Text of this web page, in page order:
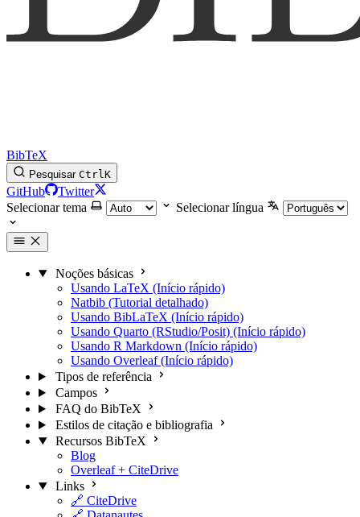
BibTeX
Pesquisar CtrlK
GitHub
Twitter
Selecionar tema
Selecionar língua
Noções básicas
Usando LaTeX (Início rápido)
Natbib (Tutorial detalhado)
Usando BibLaTeX (Início rápido)
Usando Quarto (RStudio/Posit) (Início rápido)
Usando R Markdown (Início rápido)
Usando Overleaf (Início rápido)
Tipos de referência
Campos
FAQ do BibTeX
Estilos de citação e bibliografia
Recursos BibTeX
Blog
Overleaf + CiteDrive
Links
🔗 CiteDrive